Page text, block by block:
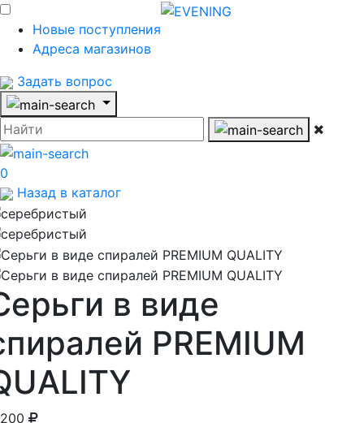
Новые поступления
Адреса магазинов
Задать вопрос
0
Назад в каталог
в виде
PREMIUM